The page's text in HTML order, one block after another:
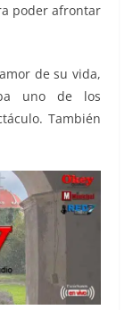
poder afrontar
de su vida,
uno de los
También